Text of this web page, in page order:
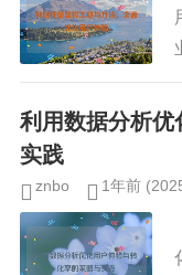
利用数据分析优
实践
znbo 1年前